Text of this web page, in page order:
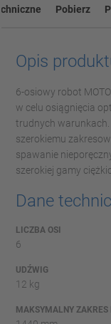
Pobierz
Opis
6-osiowy robot
w celu osiągnięcia
trudnych warunkach.
szerokiemu
spawanie
szerokiej gamy
Dane
LICZBA OSI
6
UDŹWIG
12 kg
MAKSYMALNY ZAKRES